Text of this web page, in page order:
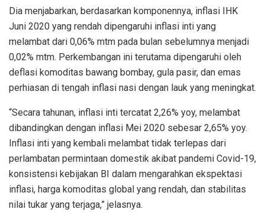
Dia menjabarkan, berdasarkan komponennya, inflasi IHK
Juni 2020 yang rendah dipengaruhi inflasi inti yang
melambat dari 0,06% mtm pada bulan sebelumnya menjadi
0,02% mtm. Perkembangan ini terutama dipengaruhi oleh
deflasi komoditas bawang bombay, gula pasir, dan emas
perhiasan di tengah inflasi nasi dengan lauk yang meningkat.
“Secara tahunan, inflasi inti tercatat 2,26% yoy, melambat
dibandingkan dengan inflasi Mei 2020 sebesar 2,65% yoy.
Inflasi inti yang kembali melambat tidak terlepas dari
perlambatan permintaan domestik akibat pandemi Covid-19,
konsistensi kebijakan BI dalam mengarahkan ekspektasi
inflasi, harga komoditas global yang rendah, dan stabilitas
nilai tukar yang terjaga,” jelasnya.